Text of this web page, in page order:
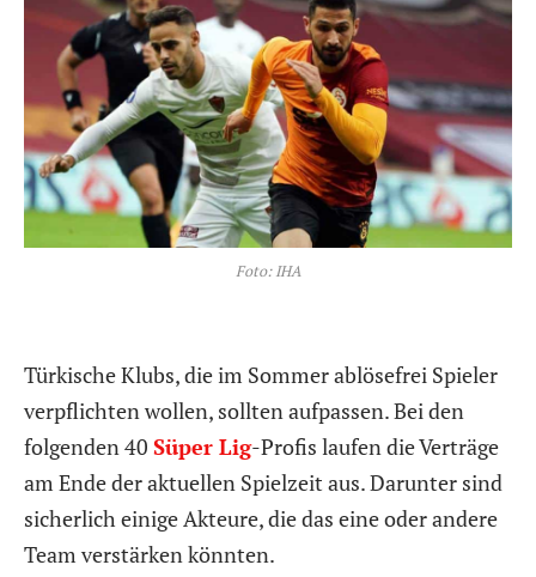
Foto: IHA
Türkische Klubs, die im Sommer ablösefrei Spieler
verpflichten wollen, sollten aufpassen. Bei den
folgenden 40 Süper Lig-Profis laufen die Verträge
am Ende der aktuellen Spielzeit aus. Darunter sind
sicherlich einige Akteure, die das eine oder andere
Team verstärken könnten.